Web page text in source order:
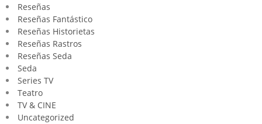
Reseñas
Reseñas Fantástico
Reseñas Historietas
Reseñas Rastros
Reseñas Seda
Seda
Series TV
Teatro
TV & CINE
Uncategorized